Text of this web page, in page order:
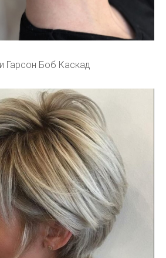
Гарсон Боб Каскад